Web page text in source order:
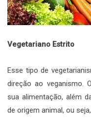
Vegetariano Estrito
Esse tipo de
direção ao veganismo.
sua alimentação, além
de origem animal, ou